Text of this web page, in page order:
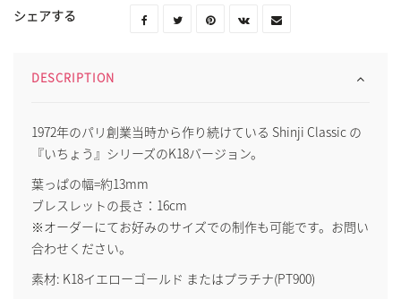
シェアする
DESCRIPTION
1972年のパリ創業当時から作り続けている Shinji Classic の
『いちょう』シリーズのK18バージョン。
葉っぱの幅=約13mm
ブレスレットの長さ：16cm
※オーダーにてお好みのサイズでの制作も可能です。お問い
合わせください。
素材: K18イエローゴールド またはプラチナ(PT900)